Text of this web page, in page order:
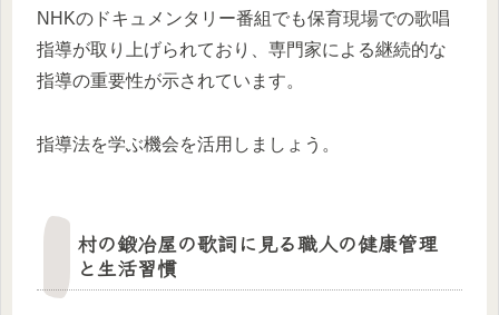
NHKのドキュメンタリー番組でも保育現場での歌唱
指導が取り上げられており、専門家による継続的な
指導の重要性が示されています。
指導法を学ぶ機会を活用しましょう。
村の鍛冶屋の歌詞に見る職人の健康管理
と生活習慣